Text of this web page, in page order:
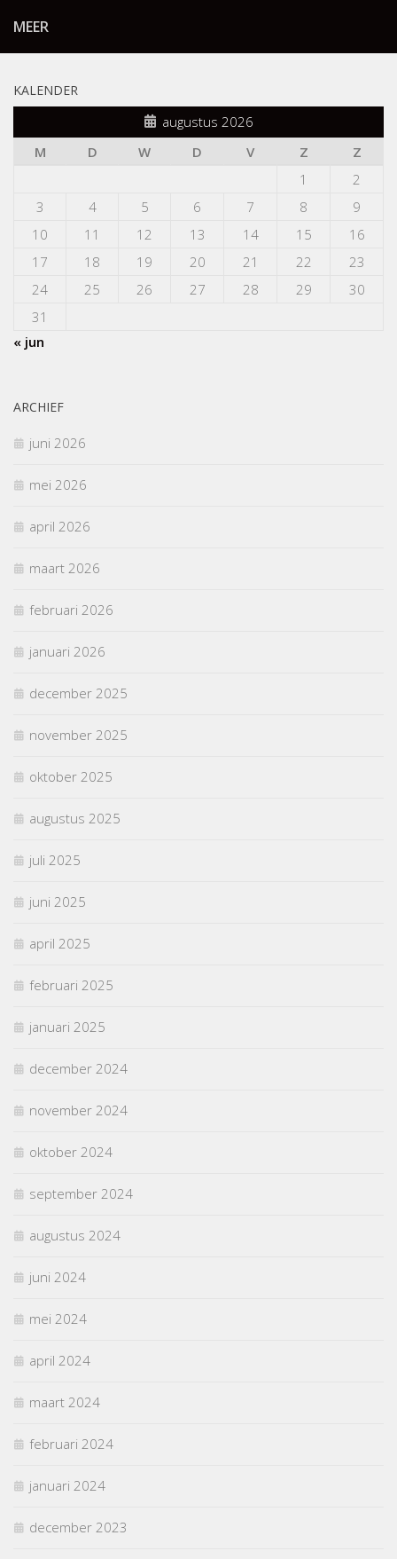
MEER
KALENDER
augustus 2026
M
D W D V Z
Z
1
2
3
4 5 6 7 8
9
10
11 12 13 14 15
16
17
18 19 20 21 22
23
24
25 26 27 28 29
30
31
« jun
ARCHIEF
juni 2026
mei 2026
april 2026
maart 2026
februari 2026
januari 2026
december 2025
november 2025
oktober 2025
augustus 2025
juli 2025
juni 2025
april 2025
februari 2025
januari 2025
december 2024
november 2024
oktober 2024
september 2024
augustus 2024
juni 2024
mei 2024
april 2024
maart 2024
februari 2024
januari 2024
december 2023